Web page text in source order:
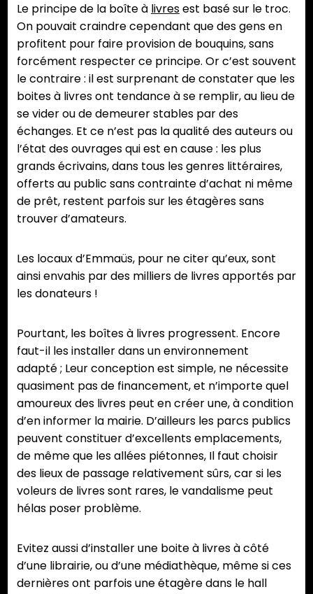
Le principe de la boîte à livresest basé sur le troc.
On pouvait craindre cependant que des gens en
profitent pour faire provision de bouquins, sans
forcément respecter ce principe. Or c’est souvent
le contraire : il est surprenant de constater que les
boites à livres ont tendance à se remplir, au lieu de
se vider ou de demeurer stables par des
échanges. Et ce n’est pas la qualité des auteurs ou
l’état des ouvrages qui est en cause : les plus
grands écrivains, dans tous les genres littéraires,
offerts au public sans contrainte d’achat ni même
de prêt, restent parfois sur les étagères sans
trouver d’amateurs.
Les locaux d’Emmaüs, pour ne citer qu’eux, sont
ainsi envahis par des milliers de livres apportés par
les donateurs !
Pourtant, les boîtes à livres progressent. Encore
faut-il les installer dans un environnement
adapté ; Leur conception est simple, ne nécessite
quasiment pas de financement, et n’importe quel
amoureux des livres peut en créer une, à condition
d’en informer la mairie. D’ailleurs les parcs publics
peuvent constituer d’excellents emplacements,
de même que les allées piétonnes, Il faut choisir
des lieux de passage relativement sûrs, car si les
voleurs de livres sont rares, le vandalisme peut
hélas poser problème.
Evitez aussi d’installer une boite à livres à côté
d’une librairie, ou d’une médiathèque, même si ces
dernières ont parfois une étagère dans le hall